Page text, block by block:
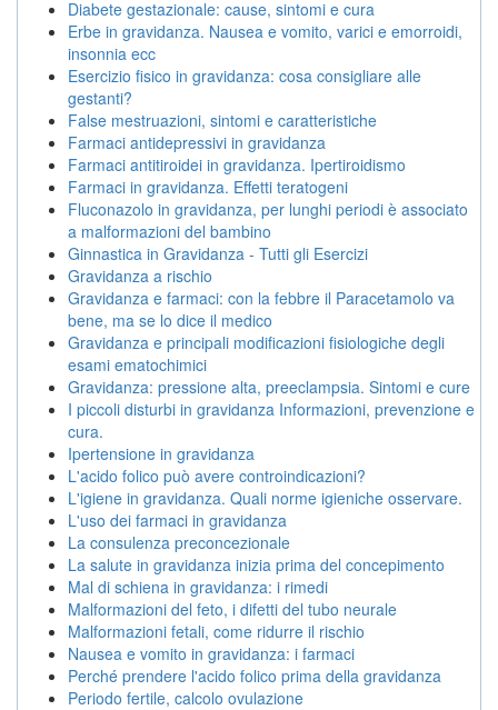
Diabete gestazionale: cause, sintomi e cura
Erbe in gravidanza. Nausea e vomito, varici e emorroidi,
insonnia ecc
Esercizio fisico in gravidanza: cosa consigliare alle
gestanti?
False mestruazioni, sintomi e caratteristiche
Farmaci antidepressivi in gravidanza
Farmaci antitiroidei in gravidanza. Ipertiroidismo
Farmaci in gravidanza. Effetti teratogeni
Fluconazolo in gravidanza, per lunghi periodi è associato
a malformazioni del bambino
Ginnastica in Gravidanza - Tutti gli Esercizi
Gravidanza a rischio
Gravidanza e farmaci: con la febbre il Paracetamolo va
bene, ma se lo dice il medico
Gravidanza e principali modificazioni fisiologiche degli
esami ematochimici
Gravidanza: pressione alta, preeclampsia. Sintomi e cure
I piccoli disturbi in gravidanza Informazioni, prevenzione e
cura.
Ipertensione in gravidanza
L'acido folico può avere controindicazioni?
L'igiene in gravidanza. Quali norme igieniche osservare.
L'uso dei farmaci in gravidanza
La consulenza preconcezionale
La salute in gravidanza inizia prima del concepimento
Mal di schiena in gravidanza: i rimedi
Malformazioni del feto, i difetti del tubo neurale
Malformazioni fetali, come ridurre il rischio
Nausea e vomito in gravidanza: i farmaci
Perché prendere l'acido folico prima della gravidanza
Periodo fertile, calcolo ovulazione